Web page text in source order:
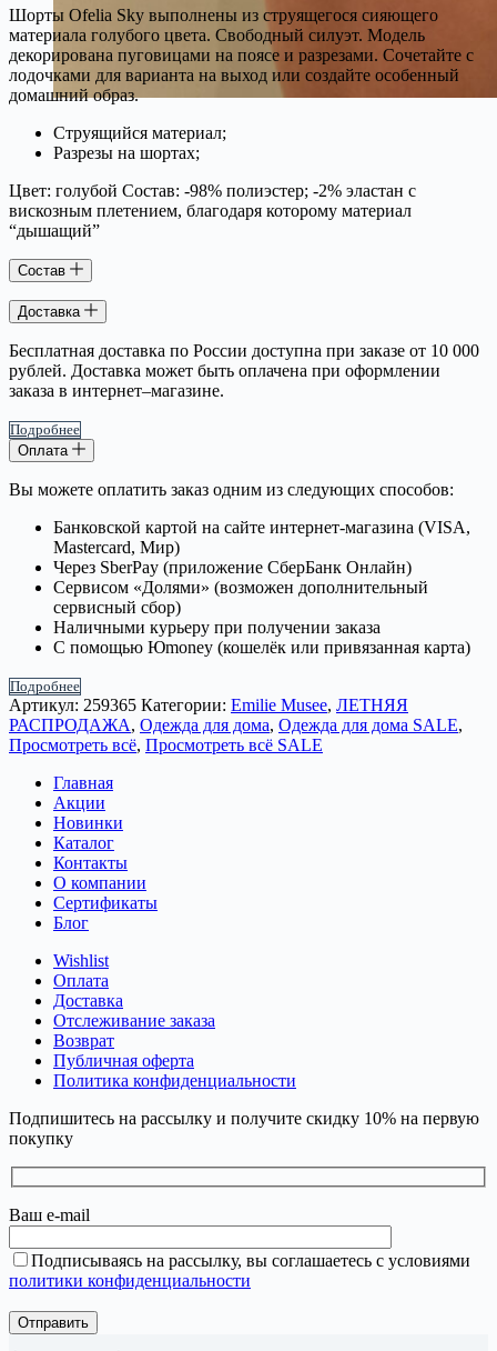
Шорты Ofelia Sky выполнены из струящегося сияющего
материала голубого цвета. Свободный силуэт. Модель
декорирована пуговицами на поясе и разрезами. Сочетайте с
лодочками для варианта на выход или создайте особенный
домашний образ.
Струящийся материал;
Разрезы на шортах;
Цвет: голубой Состав: -98% полиэстер; -2% эластан с
вискозным плетением, благодаря которому материал
“дышащий”
Состав
Доставка
Бесплатная доставка по России доступна при заказе от 10 000
рублей. Доставка может быть оплачена при оформлении
заказа в интернет–магазине.
Подробнее
Оплата
Вы можете оплатить заказ одним из следующих способов:
Банковской картой на сайте интернет-магазина (VISA,
Mastercard, Мир)
Через SberPay (приложение СберБанк Онлайн)
Сервисом «Долями» (возможен дополнительный
сервисный сбор)
Наличными курьеру при получении заказа
С помощью Юmoney (кошелёк или привязанная карта)
Подробнее
Артикул: 259365 Категории: Emilie Musee, ЛЕТНЯЯ
РАСПРОДАЖА, Одежда для дома, Одежда для дома SALE,
Просмотреть всё, Просмотреть всё SALE
Главная
Акции
Новинки
Каталог
Контакты
О компании
Сертификаты
Блог
Wishlist
Оплата
Доставка
Отслеживание заказа
Возврат
Публичная оферта
Политика конфиденциальности
Подпишитесь на рассылку и получите скидку 10% на первую
покупку
Ваш e-mail
Подписываясь на рассылку, вы соглашаетесь с условиями
политики конфиденциальности